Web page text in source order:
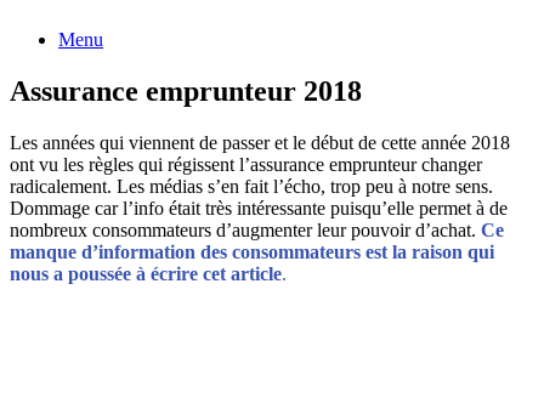
Menu
Assurance emprunteur 2018
Les années qui viennent de passer et le début de cette année 2018
ont vu les règles qui régissent l’assurance emprunteur changer
radicalement. Les médias s’en fait l’écho, trop peu à notre sens.
Dommage car l’info était très intéressante puisqu’elle permet à de
nombreux consommateurs d’augmenter leur pouvoir d’achat. Ce
manque d’information des consommateurs est la raison qui
nous a poussée à écrire cet article.